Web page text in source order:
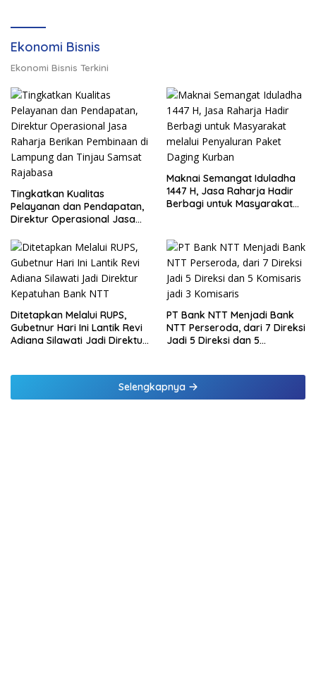
Ekonomi Bisnis
Ekonomi Bisnis Terkini
Tingkatkan Kualitas
Pelayanan dan Pendapatan,
Direktur Operasional Jasa
di Lampung dan Tinjau
Samsat Rajabasa
Maknai Semangat Iduladha
1447 H, Jasa Raharja Hadir
Berbagi untuk Masyarakat
Ditetapkan Melalui RUPS,
Gubetnur Hari Ini Lantik Revi
Adiana Silawati Jadi Direktur
PT Bank NTT Menjadi Bank
NTT Perseroda, dari 7 Direksi
Jadi 5 Direksi dan 5
Selengkapnya